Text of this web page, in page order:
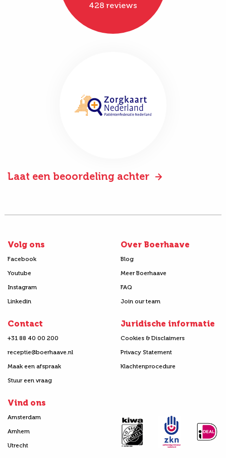
428 reviews
Laat een beoordeling achter
Volg ons
Facebook
Youtube
Instagram
Linkedin
Over Boerhaave
Blog
Meer Boerhaave
FAQ
Join our team
Contact
+31 88 40 00 200
receptie@boerhaave.nl
Maak een afspraak
Stuur een vraag
Juridische informatie
Cookies & Disclaimers
Privacy Statement
Klachtenprocedure
Vind ons
Amsterdam
Arnhem
Utrecht